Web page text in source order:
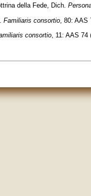
della Fede, Dich.
Familiaris consortio , 80:
consortio, 11: AAS 74